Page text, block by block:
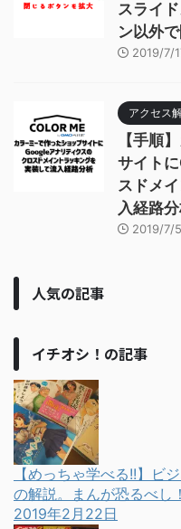
スライ
ン以外
2019/7/
アクセス
【手順
サイト
スドメ
入経路
2019/7/5
人気の記事
イチオシ！の記事
【めっちゃ学べる!!】ビ
の解説。まんが恐るべし
2019年2月22日